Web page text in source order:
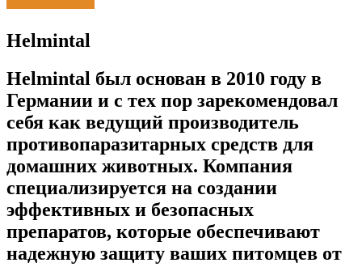
Helmintal
Helmintal был основан в 2010 году в
Германии и с тех пор зарекомендовал
себя как ведущий производитель
противопаразитарных средств для
домашних животных. Компания
специализируется на создании
эффективных и безопасных
препаратов, которые обеспечивают
надежную защиту ваших питомцев от